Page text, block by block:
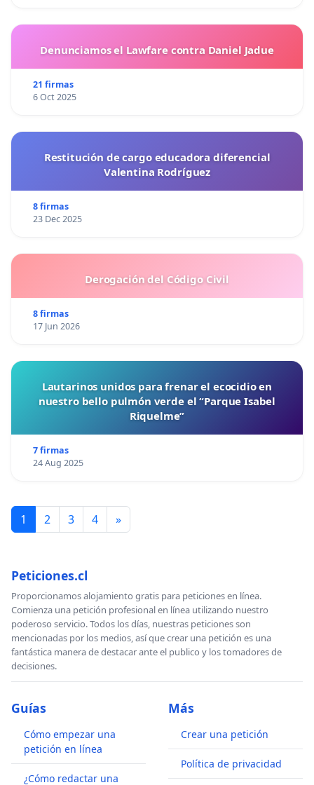
Denunciamos el Lawfare contra Daniel Jadue
21 firmas
6 Oct 2025
Restitución de cargo educadora diferencial
Valentina Rodríguez
8 firmas
23 Dec 2025
Derogación del Código Civil
8 firmas
17 Jun 2026
Lautarinos unidos para frenar el ecocidio en
nuestro bello pulmón verde el “Parque Isabel
Riquelme”
7 firmas
24 Aug 2025
1 2 3 4 »
Peticiones.cl
Proporcionamos alojamiento gratis para peticiones en línea.
Comienza una petición profesional en línea utilizando nuestro
poderoso servicio. Todos los días, nuestras peticiones son
mencionadas por los medios, así que crear una petición es una
fantástica manera de destacar ante el publico y los tomadores de
decisiones.
Guías
Cómo empezar una
petición en línea
¿Cómo redactar una
Más
Crear una petición
Política de privacidad